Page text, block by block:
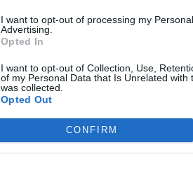
I want to opt-out of processing my
Advertising.
Opted In
I want to opt-out of Collection, Use,
of my Personal Data that Is Unrelated with
was collected.
Opted Out
CONFIRM